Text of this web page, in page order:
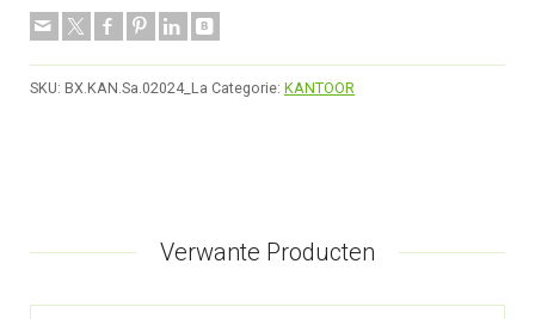
SKU: BX.KAN.Sa.02024_La Categorie: KANTOOR
Verwante Producten